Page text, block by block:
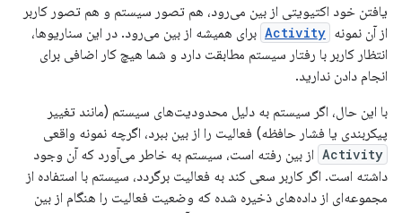
یافتن خود اکتیویتی از بین می‌رود، هم تصور سیستم و هم تصور کاربر
از آن نمونه Activity برای همیشه از بین می‌رود. در این سناریوها،
انتظار کاربر با رفتار سیستم مطابقت دارد و شما هیچ کار اضافی برای
انجام دادن ندارید.
با این حال، اگر سیستم به دلیل محدودیت‌های سیستم (مانند تغییر
پیکربندی یا فشار حافظه) فعالیت را از بین ببرد، اگرچه نمونه واقعی
Activity از بین رفته است، سیستم به خاطر می‌آورد که آن وجود
داشته است. اگر کاربر سعی کند به فعالیت برگردد، سیستم با استفاده از
مجموعه‌ای از داده‌های ذخیره شده که وضعیت فعالیت را هنگام از بین